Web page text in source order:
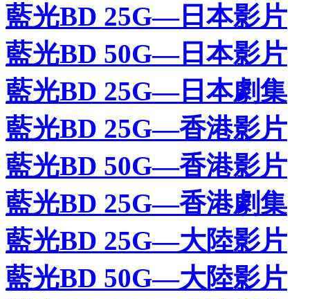
藍光BD 25G—日本影片
藍光BD 50G—日本影片
藍光BD 25G—日本劇集
藍光BD 25G—香港影片
藍光BD 50G—香港影片
藍光BD 25G—香港劇集
藍光BD 25G—大陸影片
藍光BD 50G—大陸影片